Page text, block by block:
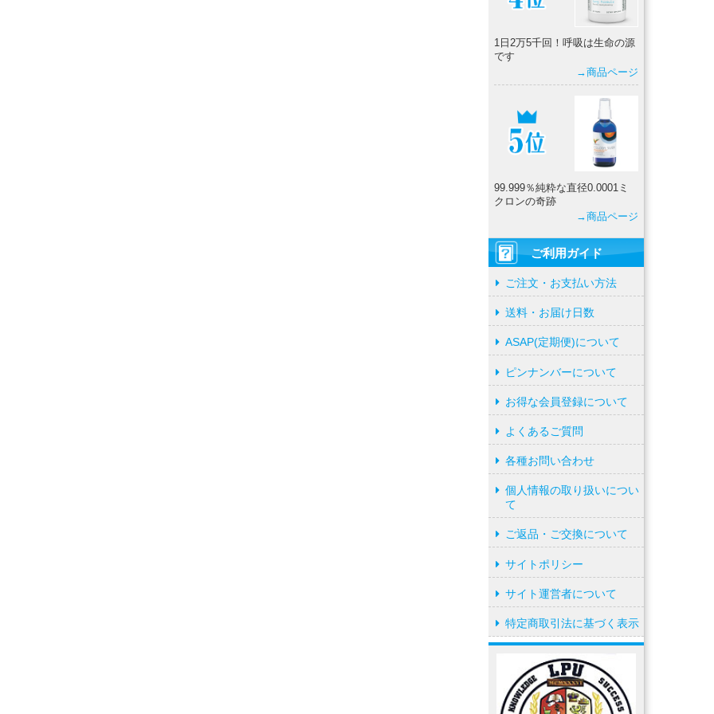
1日2万5千回！呼吸は生命の源
です
→商品ページ
99.999％純粋な直径0.0001ミ
クロンの奇跡
→商品ページ
ご利用ガイド
ご注文・お支払い方法
送料・お届け日数
ASAP(定期便)について
ピンナンバーについて
お得な会員登録について
よくあるご質問
各種お問い合わせ
個人情報の取り扱いについ
て
ご返品・ご交換について
サイトポリシー
サイト運営者について
特定商取引法に基づく表示